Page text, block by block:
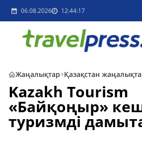
06.08.2026 12:44:17
Жаңалықтар Қазақстан
Kazakh Tourism
«Байқоңыр»
туризмді